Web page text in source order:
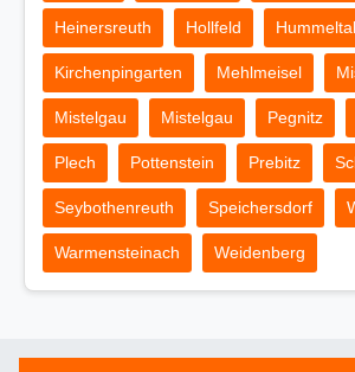
Heinersreuth Hollfeld Hummeltal
Kirchenpingarten Mehlmeisel
Mistelgau Mistelgau Pegnitz
Plech Pottenstein Prebitz
Seybothenreuth Speichersdorf
Warmensteinach Weidenberg